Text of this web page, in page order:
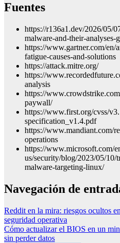
Fuentes
https://r136a1.dev/2026/05/
malware-and-their-analyses-
https://www.gartner.com/en/
fatigue-causes-and-solutions
https://attack.mitre.org/
https://
analysis
https://
paywall/
https://www.first.org/cvss/
specification_v1.4.pdf
https://www.mandiant.com/
operations
https://www.microsoft.com/
us/security/blog/2023/05/
malware-targeting-linux/
Navegación de
Reddit en la mira: riesgos ocultos
seguridad operativa
Cómo actualizar el BIOS en un
sin perder datos